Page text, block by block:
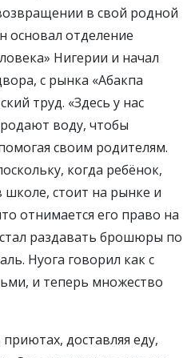
в свой родной
основал отделение
Нигерии и начал
с рынка «Абакпа
труд. «Здесь у нас
воду, чтобы
своим родителям.
когда ребёнок,
стоит на рынке и
отнимается его право на
раздавать брошюры по
Нуога говорил как с
и теперь множество
доставляя еду,